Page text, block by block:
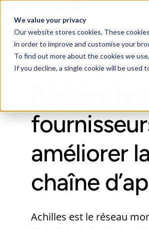
We value your privacy
Our website stores cookies. These
in order to improve and customise your
To find out more about the cookies we
If you decline, a single cookie will be used
Réduire
améliorer
chaîne
Achilles est le réseau